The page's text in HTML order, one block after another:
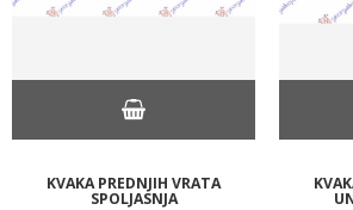
KVAKA PREDNJIH VRATA
SPOLJASNJA